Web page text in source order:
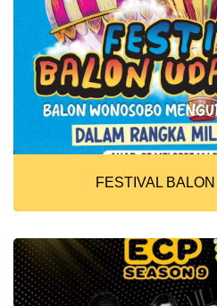
FESTIVAL